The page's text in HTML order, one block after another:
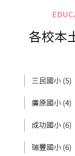
各校本
三民國小 (5)
廣原國小 (4)
成功國小 (6)
瑞豐國小 (6)